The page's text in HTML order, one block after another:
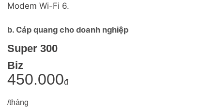
Modem Wi-Fi 6.
b. Cáp quang cho doanh nghiệp
Super 300
Biz
450.000đ
/tháng